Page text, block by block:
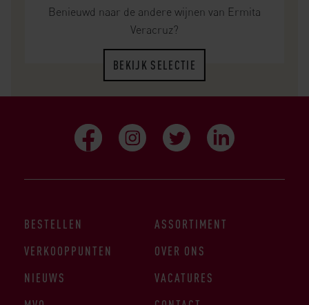
Benieuwd naar de andere wijnen van Ermita
Veracruz?
BEKIJK SELECTIE
BESTELLEN
ASSORTIMENT
VERKOOPPUNTEN
OVER ONS
NIEUWS
VACATURES